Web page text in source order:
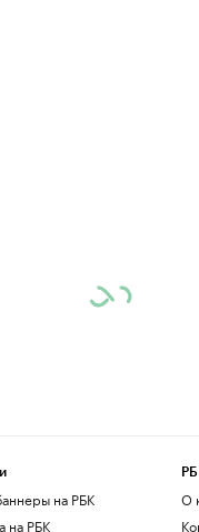
на РБК
на РБК
О